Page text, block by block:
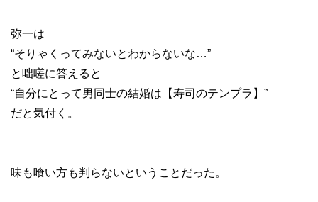
弥一は
“そりゃくってみないとわからないな…”
と咄嗟に答えると
“自分にとって男同士の結婚は【寿司のテンプラ】”
だと気付く。
味も喰い方も判らないということだった。